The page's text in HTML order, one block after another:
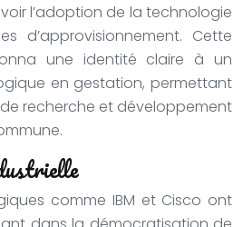
l’adoption de la technologie
d’approvisionnement. Cette
une identité claire à un
en gestation, permettant
recherche et développement
comme IBM et Cisco ont